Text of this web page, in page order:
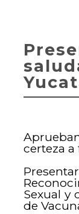
certeza
Sexual y
de